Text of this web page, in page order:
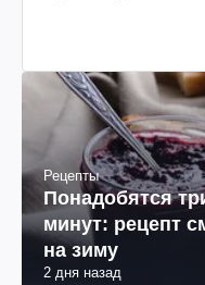
Рецепты
Понадобятся
минут: рецепт
на зиму
2 дня назад